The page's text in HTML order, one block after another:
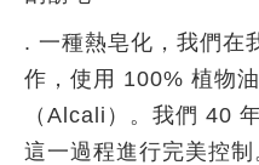
. 一種熱皂化，我們在
作，使用 100% 植物
（Alcali）。我們 40
這一過程進行完美控制